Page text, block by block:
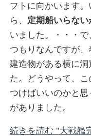
フトに向かいます
ら、 定期船いらない
いました。・・・
つもりなんですが
建造物がある横に
た。どうやって、
つけばいいのかと思
がありました。
続きを読む "大戦艦